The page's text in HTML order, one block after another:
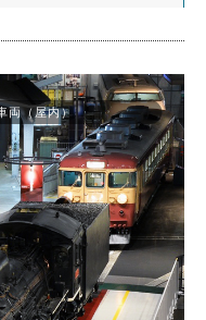
両（屋内）